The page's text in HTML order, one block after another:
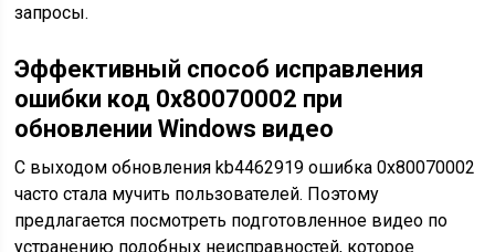
запросы.
Эффективный способ исправления
ошибки код 0x80070002 при
обновлении Windows видео
С выходом обновления kb4462919 ошибка 0x80070002
часто стала мучить пользователей. Поэтому
предлагается посмотреть подготовленное видео по
устранению подобных неисправностей, которое